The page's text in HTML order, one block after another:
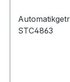
STC4863